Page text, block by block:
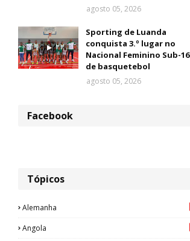
agosto 05, 2026
Sporting de Luanda
conquista 3.º lugar no
Nacional Feminino Sub-16
de basquetebol
agosto 05, 2026
Facebook
Tópicos
Alemanha
Angola